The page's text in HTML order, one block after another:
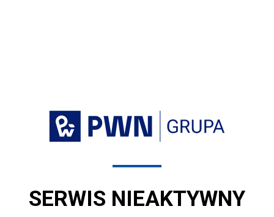
SERWIS NIEAKTYWNY